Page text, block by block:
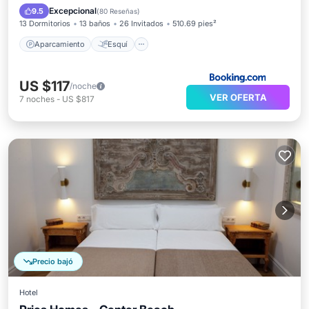
9.5 Excepcional(80 Reseñas)
13 Dormitorios 13 baños 26 Invitados 510.69 pies²
Aparcamiento Esquí
Aire acondicionado
US $117/noche
7 noches - US $817 VER OFERTA
Precio bajó
Hotel